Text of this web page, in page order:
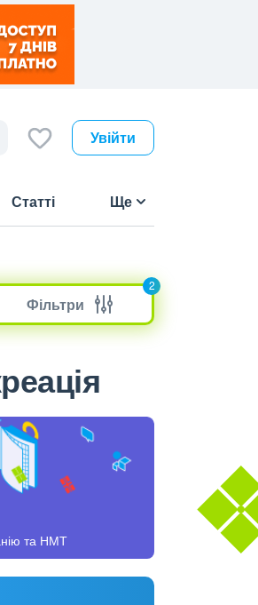
Увійти
Статті Ще
Фільтри
2
та НМТ